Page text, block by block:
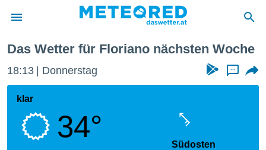
wurde
dass
Das Wetter für Floriano nächsten Woche
18:13 Donnerstag ...
klar
34°
Südosten